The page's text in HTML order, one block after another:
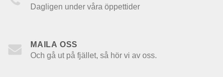
Dagligen under våra öppettider
MAILA OSS
Och gå ut på fjället, så hör vi av oss.